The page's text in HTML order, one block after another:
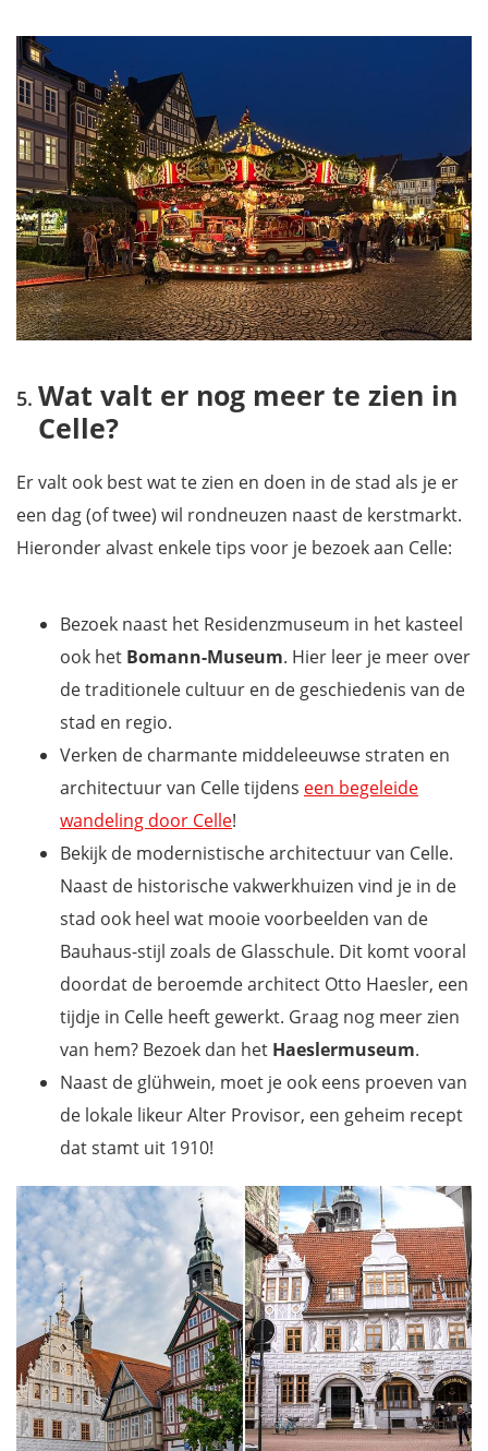
Wat valt er nog meer te zien in
Celle?
Er valt ook best wat te zien en doen in de stad als je er
een dag (of twee) wil rondneuzen naast de kerstmarkt.
Hieronder alvast enkele tips voor je bezoek aan Celle:
Bezoek naast het Residenzmuseum in het kasteel
ook het Bomann-Museum. Hier leer je meer over
de traditionele cultuur en de geschiedenis van de
stad en regio.
Verken de charmante middeleeuwse straten en
architectuur van Celle tijdens een begeleide
wandeling door Celle!
Bekijk de modernistische architectuur van Celle.
Naast de historische vakwerkhuizen vind je in de
stad ook heel wat mooie voorbeelden van de
Bauhaus-stijl zoals de Glasschule. Dit komt vooral
doordat de beroemde architect Otto Haesler, een
tijdje in Celle heeft gewerkt. Graag nog meer zien
van hem? Bezoek dan het Haeslermuseum.
Naast de glühwein, moet je ook eens proeven van
de lokale likeur Alter Provisor, een geheim recept
dat stamt uit 1910!